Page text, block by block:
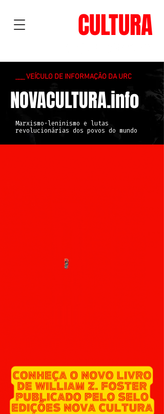
CULTURA
___ VEÍCULO DE INFORMAÇÃO DA URC
NOVACULTURA.info
Marxismo-leninismo e lutas
revolucionárias dos povos do mundo